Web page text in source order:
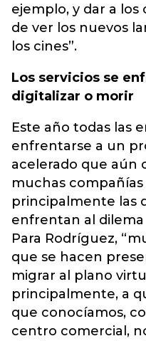
ejemplo, y dar a
de ver los nuevos
los cines”.
Los servicios se
digitalizar o morir
Este año todas las
enfrentarse a un
acelerado que aún
muchas
principalmente las
enfrentan al
Para Rodríguez,
que se hacen
migrar al plano
principalmente, a
que conocíamos,
centro comercial,